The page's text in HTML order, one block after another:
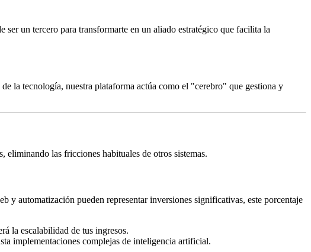
un tercero para transformarte en un aliado estratégico que facilita la
la tecnología, nuestra plataforma actúa como el "cerebro" que gestiona y
eliminando las fricciones habituales de otros sistemas.
y automatización pueden representar inversiones significativas, este porcentaje
la escalabilidad de tus ingresos.
implementaciones complejas de inteligencia artificial.